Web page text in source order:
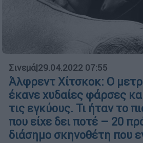
Σινεμά|29.04.2022 07:55
Άλφρεντ Χίτσκοκ: Ο
έκανε χυδαίες φάρσες
τις εγκύους. Τι ήταν το
που είχε δει ποτέ – 20
διάσημο σκηνοθέτη που